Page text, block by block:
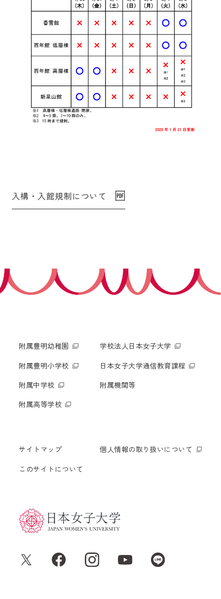
学校法人日本女子大学
附属豊明幼稚園
附属高等学校
日本女子大学通信教育課程
入構・入館規制について
附属豊明幼稚園
附属豊明小学校
附属中学校
附属高等学校
学校法人日本女子大学
日本女子大学通信教育課程
附属機関等
サイトマップ
このサイトについて
個人情報の取り扱いについて